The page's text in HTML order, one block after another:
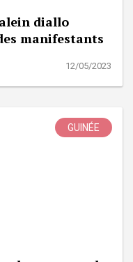
diallo
manifestants
12/05/2023
GUINÉE